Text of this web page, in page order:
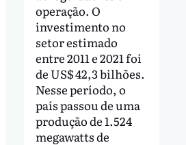
operação. O
investimento no
setor estimado
entre 2011 e 2021 foi
de US$ 42,3 bilhões.
Nesse período, o
país passou de uma
produção de 1.524
megawatts de